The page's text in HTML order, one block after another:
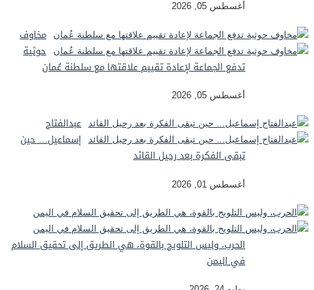
أغسطس 05, 2026
مخاوف
حوثية
تدفع الجماعة لإعادة تقييم علاقتها مع سلطنة عُمان
أغسطس 05, 2026
عبدالفتاح
إسماعيل… حين
تبقى الفكرة بعد رحيل القائد
أغسطس 01, 2026
الحرب، وليس التلويح بالقوة، هي الطريق إلى تحقيق السلام
في اليمن